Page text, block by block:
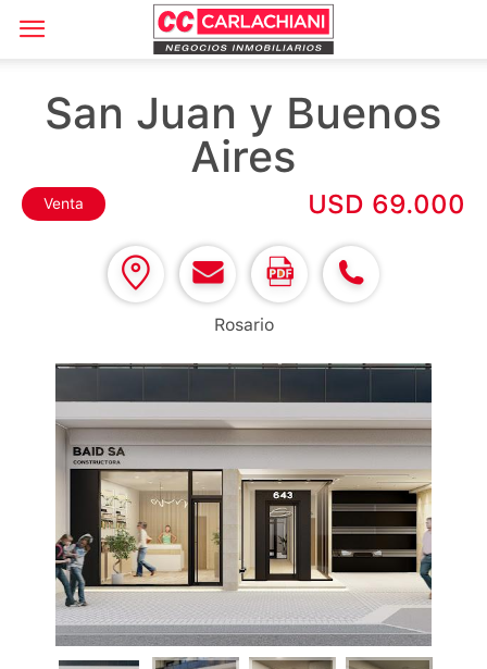
San Juan y Buenos
Aires
Venta USD 69.000
Rosario